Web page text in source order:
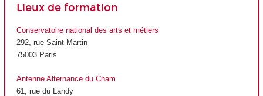
Lieux de formation
Conservatoire national des arts et métiers
292, rue Saint-Martin
75003 Paris
Antenne Alternance du Cnam
61, rue du Landy